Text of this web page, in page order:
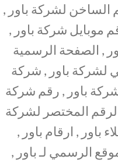
الساخن لشركة باور ,
موبايل شركة باور ,
, الصفحة الرسمية
لشركة باور , شركة
باور , رقم شركة
المختصر لشركة
باور , ارقام باور ,
الرسمي لـ باور ,